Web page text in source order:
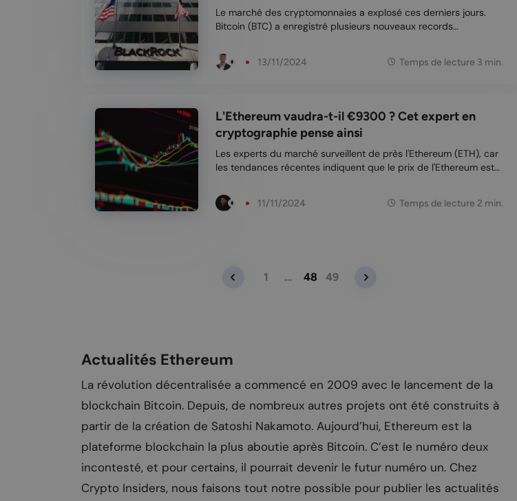
Le marché des cryptomonnaies a explosé ces derniers jours.
Bitcoin (BTC) a enregistré plusieurs nouveaux records
Ethereum (ETH) a également connu une reprise, augmentant de
pas moins de 2...
13/11/2024 Temps de lecture 3 min.
L'Ethereum vaudra-t-il €9300 ? Cet expert en
cryptographie pense ainsi
Les experts du marché surveillent de près l'Ethereum (ETH), car
les tendances récentes indiquent que le prix de l'Ethereum est
affirme que l'ethereum pourrait atteindre un prix de 10 000 dol...
11/11/2024 Temps de lecture 2 min.
1 … 48 49
Actualités Ethereum
La révolution décentralisée a commencé en 2009 avec le lancement de la
blockchain Bitcoin. Depuis, de nombreux autres projets ont été construits à
partir de la création de Satoshi Nakamoto. Aujourd’hui, Ethereum est la
plateforme blockchain la plus aboutie après Bitcoin. C’est le numéro deux
incontesté, et pour certains, il pourrait devenir le futur numéro un. Chez
Crypto Insiders, nous faisons tout notre possible pour publier les actualités